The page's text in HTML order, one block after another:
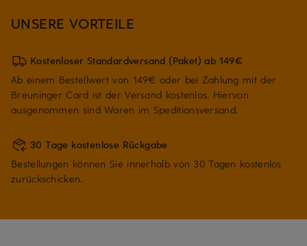
UNSERE VORTEILE
Kostenloser Standardversand (Paket) ab 149€
Ab einem Bestellwert von 149€ oder bei Zahlung mit der
Breuninger Card ist der Versand kostenlos. Hiervon
ausgenommen sind Waren im Speditionsversand.
30 Tage kostenlose Rückgabe
Bestellungen können Sie innerhalb von 30 Tagen kostenlos
zurückschicken.